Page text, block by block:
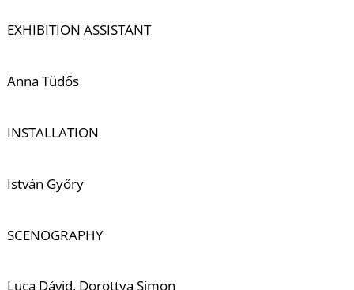
EXHIBITION ASSISTANT
Anna Tüdős
INSTALLATION
István Győry
SCENOGRAPHY
Luca Dávid, Dorottya Simon